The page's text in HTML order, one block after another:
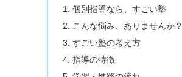
個別指導なら、すごい塾
こんな悩み、ありませんか？
すごい塾の考え方
指導の特徴